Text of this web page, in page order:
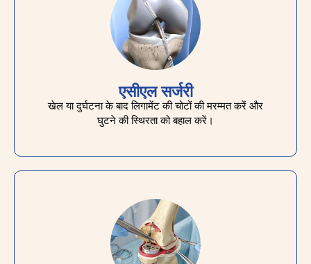
एसीएल सर्जरी
खेल या दुर्घटना के बाद लिगामेंट की चोटों की मरम्मत करें और
घुटने की स्थिरता को बहाल करें।